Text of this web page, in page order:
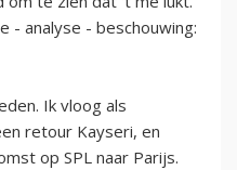
- analyse - beschouwing:
Ik vloog als
retour Kayseri, en
op SPL naar Parijs.